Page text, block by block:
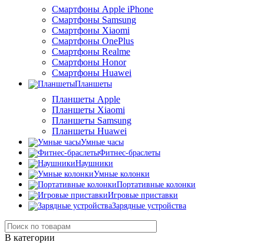
Смартфоны Apple iPhone
Смартфоны Samsung
Смартфоны Xiaomi
Смартфоны OnePlus
Смартфоны Realme
Смартфоны Honor
Смартфоны Huawei
Планшеты
Планшеты Apple
Планшеты Xiaomi
Планшеты Samsung
Планшеты Huawei
Умные часы
Фитнес-браслеты
Наушники
Умные колонки
Портативные колонки
Игровые приставки
Зарядные устройства
В категории